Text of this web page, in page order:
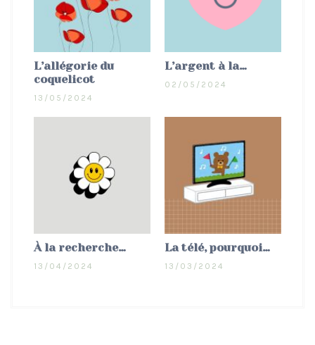
L’allégorie du
coquelicot
13/05/2024
L’argent à la…
02/05/2024
À la recherche…
13/04/2024
La télé, pourquoi…
13/03/2024